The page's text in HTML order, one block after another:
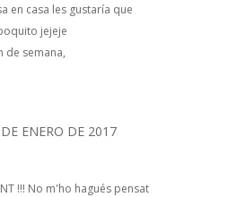
en casa les gustaría que
jejeje
de semana,
ENERO DE 2017
!!! No m'ho hagués pensat